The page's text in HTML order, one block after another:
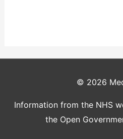
© 2026
Information from the NHS
the Open